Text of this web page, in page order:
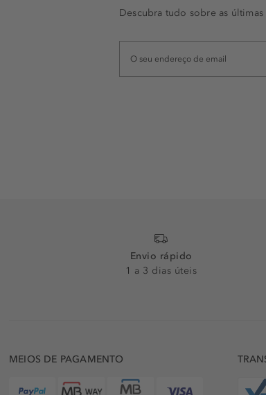
Descubra tudo sobre as
Envio rápido
1 a 3 dias úteis
MEIOS DE PAGAMENTO